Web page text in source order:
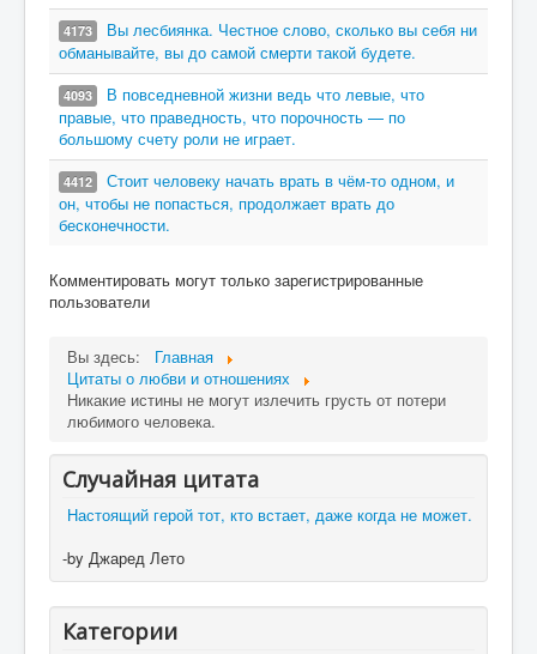
4173
Вы лесбиянка. Честное слово, сколько вы себя ни
обманывайте, вы до самой смерти такой будете.
4093
В повседневной жизни ведь что левые, что
правые, что праведность, что порочность — по
большому счету роли не играет.
4412
Стоит человеку начать врать в чём-то одном, и
он, чтобы не попасться, продолжает врать до
бесконечности.
Комментировать могут только зарегистрированные
пользователи
Вы здесь:
Главная
Цитаты о любви и отношениях
Никакие истины не могут излечить грусть от потери
любимого человека.
Случайная цитата
Настоящий герой тот, кто встает, даже когда не может.
-by Джаред Лето
Категории